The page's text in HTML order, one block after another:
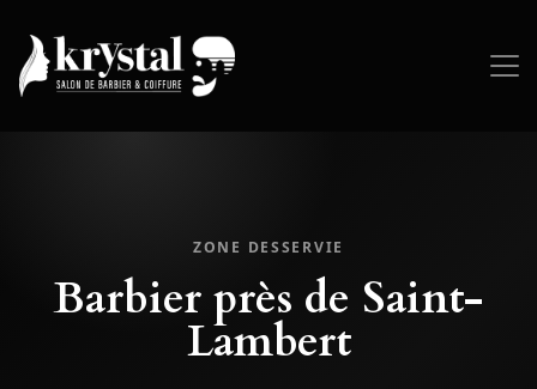
ZONE DESSERVIE
Barbier près de Saint-
Lambert